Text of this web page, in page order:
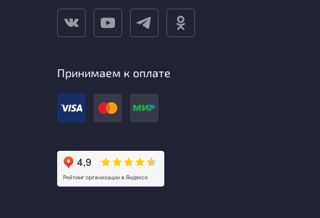
Принимаем к оплате